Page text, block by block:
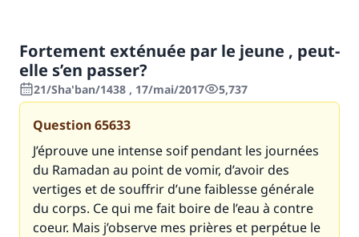
Fortement exténuée par le jeune , peut-
elle s’en passer?
21/Sha'ban/1438 , 17/mai/2017 5,737
Question65633
J’éprouve une intense soif pendant les journées
du Ramadan au point de vomir, d’avoir des
vertiges et de souffrir d’une faiblesse générale
du corps. Ce qui me fait boire de l’eau à contre
coeur. Mais j’observe mes prières et perpétue le